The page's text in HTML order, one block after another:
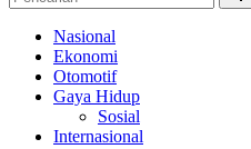
Nasional
Ekonomi
Otomotif
Gaya Hidup
Sosial
Internasional